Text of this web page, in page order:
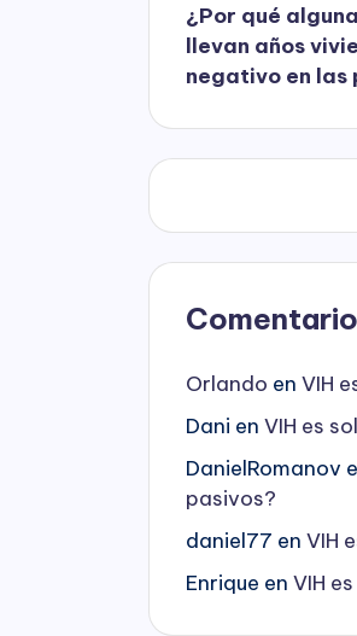
¿Por qué
llevan años
negativo en las
Orlando en VIH
Dani en VIH es
DanielRomanov
pasivos?
daniel77 en VIH
Enrique en VIH